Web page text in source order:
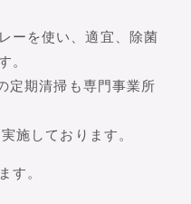
ーを使い、適宜、除菌
。
定期清掃も専門事業所
施しております。
す。